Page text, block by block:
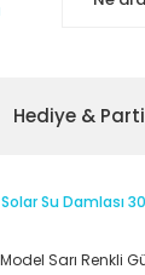
Hediye & Parti
Solar Su Damlası